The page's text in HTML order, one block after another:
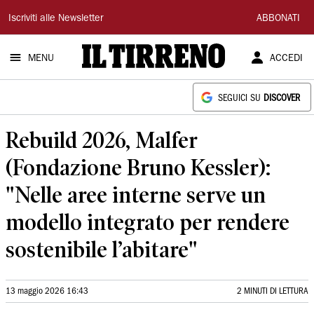
Il
Tirreno
Iscriviti alle Newsletter ABBONATI
MENU ACCEDI
SEGUICI SU DISCOVER
Rebuild 2026, Malfer
(Fondazione Bruno Kessler):
"Nelle aree interne serve un
modello integrato per rendere
sostenibile l’abitare"
13 maggio 2026 16:43 2 MINUTI DI LETTURA